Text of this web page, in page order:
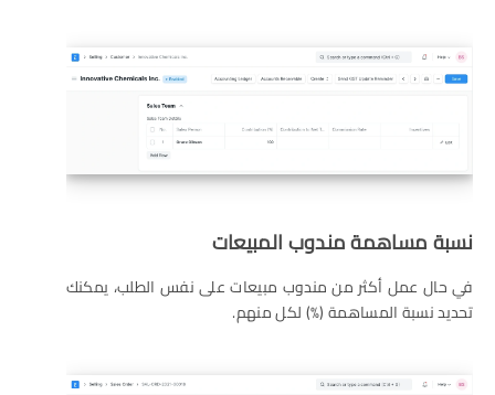
نسبة مساهمة مندوب المبيعات
في حال عمل أكثر من مندوب مبيعات على نفس الطلب، يمكنك
تحديد نسبة المساهمة (%) لكل منهم.